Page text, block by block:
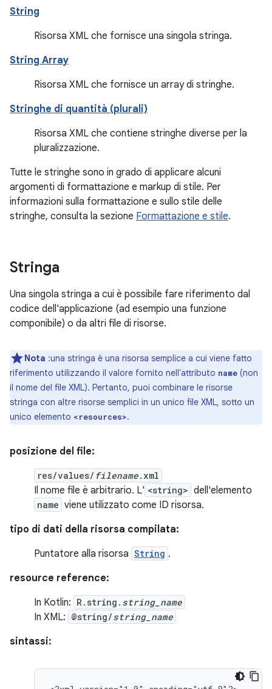
String
Risorsa XML che fornisce una singola stringa.
String Array
Risorsa XML che fornisce un array di stringhe.
Stringhe di quantità (plurali)
Risorsa XML che contiene stringhe diverse per la
pluralizzazione.
Tutte le stringhe sono in grado di applicare alcuni
argomenti di formattazione e markup di stile. Per
informazioni sulla formattazione e sullo stile delle
stringhe, consulta la sezione Formattazione e stile.
Stringa
Una singola stringa a cui è possibile fare riferimento dal
codice dell'applicazione (ad esempio una funzione
componibile) o da altri file di risorse.
Nota :una stringa è una risorsa semplice a cui viene fatto
riferimento utilizzando il valore fornito nell'attributo name (non
il nome del file XML). Pertanto, puoi combinare le risorse
stringa con altre risorse semplici in un unico file XML, sotto un
unico elemento <resources>.
posizione del file:
res/values/ filename.xml
Il nome file è arbitrario. L' <string> dell'elemento
name viene utilizzato come ID risorsa.
tipo di dati della risorsa compilata:
Puntatore alla risorsa String .
resource reference:
In Kotlin: R.string. string_name
In XML: @string/string_name
sintassi: